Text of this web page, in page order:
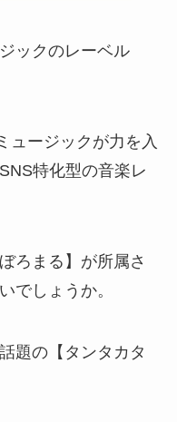
ックのレーベル
ュージックが力を入
特化型の音楽レ
ろまる】が所属さ
でしょうか。
題の【タンタカタ